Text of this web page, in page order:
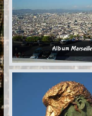
Album Marseille